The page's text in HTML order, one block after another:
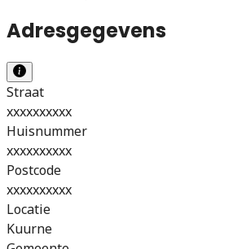
Adresgegevens
Straat
xxxxxxxxxx
Huisnummer
xxxxxxxxxx
Postcode
xxxxxxxxxx
Locatie
Kuurne